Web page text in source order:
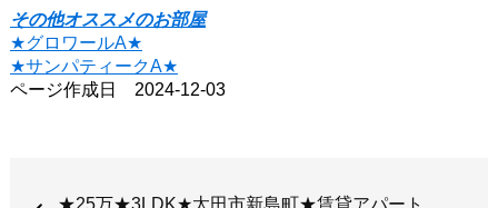
その他オススメのお部屋
★グロワールA★
★サンパティークA★
ページ作成日 2024-12-03
★25万★3LDK★太田市新島町★賃貸アパート